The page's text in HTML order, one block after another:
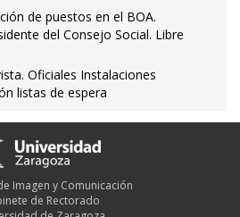
de puestos en el BOA.
del Consejo Social. Libre
Oficiales Instalaciones
listas de espera
Imagen y Comunicación
de Rectorado